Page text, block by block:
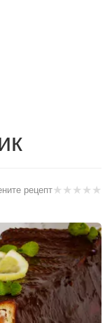
★★★★★
рецепт